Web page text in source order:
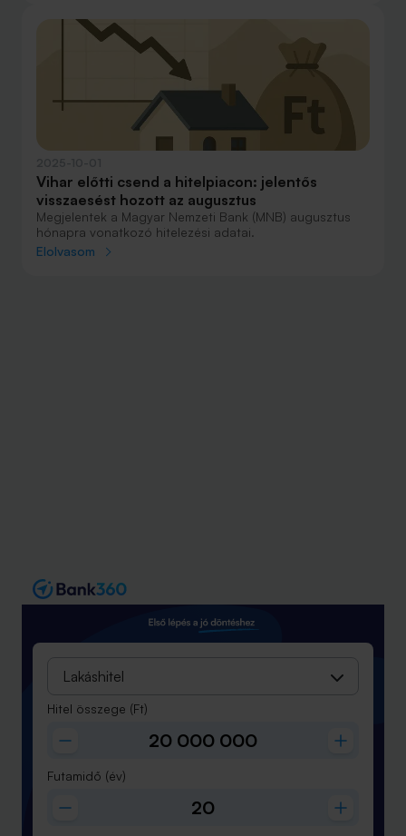
Vihar előtti csend a hitelpiacon: jelentős
visszaesést hozott az augusztus
Megjelentek a Magyar Nemzeti Bank (MNB) augusztus
hónapra vonatkozó hitelezési adatai.
Elolvasom
Lakáshitel
Hitel összege (Ft)
Futamidő (év)